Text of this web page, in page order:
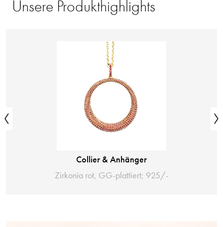
Unsere Produkthighlights
Collier & Anhänger
Zirkonia rot, GG-plattiert; 925/-